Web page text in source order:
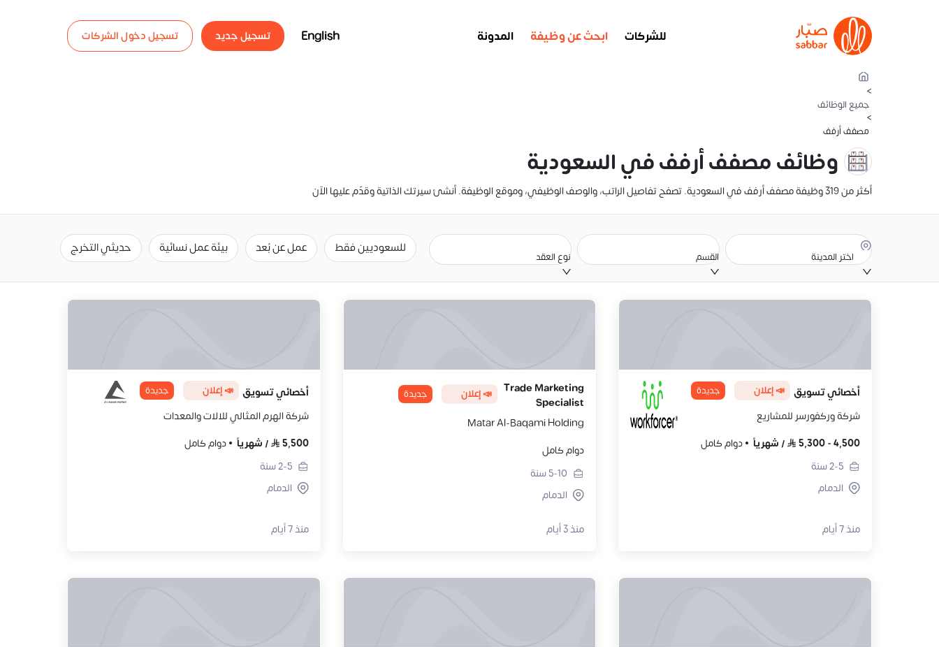
للشركات ابحث عن وظيفة المدونة English تسجيل جديد تسجيل دخول الشركات
>
جميع الوظائف
>
مصفف أرفف
وظائف مصفف أرفف في السعودية
أكثر من 319 وظيفة مصفف أرفف في السعودية. تصفح تفاصيل الراتب، والوصف الوظيفي، وموقع الوظيفة. أنشئ سيرتك الذاتية وقدّم عليها الآن
اختر المدينة القسم نوع العقد
للسعوديين فقط عمل عن بُعد بيئة عمل نسائية حديثي التخرج
أخصائي تسويق 📣 إعلان جديدة
شركة وركفورسر للمشاريع
4,500
-
5,300
/ شهرياً
دوام كامل
2-5سنة
الدمام
منذ 7 أيام
Trade Marketing
Specialist
📣 إعلان جديدة
Matar Al-Baqami Holding
دوام كامل
5-10سنة
الدمام
منذ 3 أيام
أخصائي تسويق 📣 إعلان جديدة
شركة الهرم المثالي للالات والمعدات
5,500
/ شهرياً
دوام كامل
2-5سنة
الدمام
منذ 7 أيام